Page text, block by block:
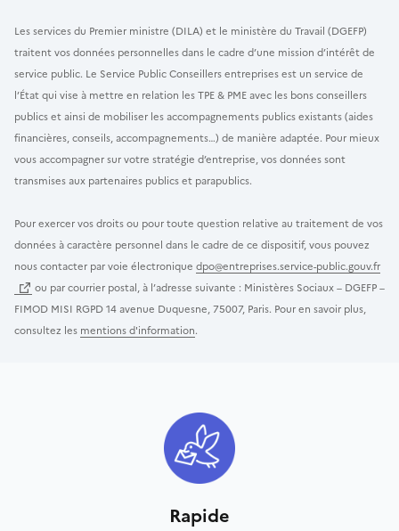
Les services du Premier ministre (DILA) et le ministère du Travail (DGEFP)
traitent vos données personnelles dans le cadre d’une mission d’intérêt de
service public. Le Service Public Conseillers entreprises est un service de
l’État qui vise à mettre en relation les TPE & PME avec les bons conseillers
publics et ainsi de mobiliser les accompagnements publics existants (aides
financières, conseils, accompagnements…) de manière adaptée. Pour mieux
vous accompagner sur votre stratégie d’entreprise, vos données sont
transmises aux partenaires publics et parapublics.
Pour exercer vos droits ou pour toute question relative au traitement de vos
données à caractère personnel dans le cadre de ce dispositif, vous pouvez
nous contacter par voie électronique dpo@entreprises.service-public.gouv.fr
ou par courrier postal, à l’adresse suivante : Ministères Sociaux – DGEFP –
FIMOD MISI RGPD 14 avenue Duquesne, 75007, Paris. Pour en savoir plus,
consultez les mentions d'information.
Rapide